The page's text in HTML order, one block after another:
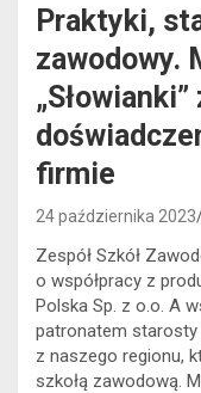
Praktyki,
zawodowy.
firmie
24 października 2023
Zespół Szkół
o współpracy z
Polska Sp. z o.o. A
patronatem starosty
z naszego regionu,
szkołą zawodową.